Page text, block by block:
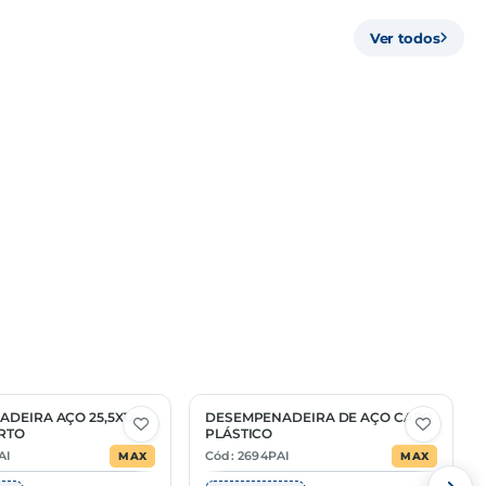
Ver todos
AÇO 25,5X12
MAX
2 Opções
DESEMPENADEIRA DE AÇO CABO
PLÁSTICO
Cód: 2694PAI MAX